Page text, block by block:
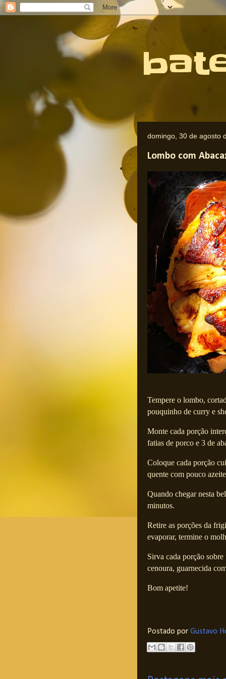
domingo, 30 de agosto
Lombo com
Tempere o lombo,
pouquinho de curry e
Monte cada porção
fatias de porco e 3 de
Coloque cada porção
quente com pouco
Quando chegar nesta
minutos.
Retire as porções da
evaporar, termine o
Sirva cada porção
cenoura, guarnecida
Bom apetite!
Postado por Gustavo